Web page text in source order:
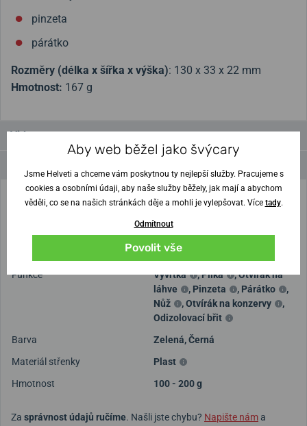
pinzeta
párátko
Rozměry (délka x šířka x výška): 130 x 33 x 22 mm
Hmotnost: 167 g
Videa
Záruka 2 roky
100 - 150 mm
Kapesní nůž
Funkce
Vývrtka ,Pilka ,Otvírák na
láhve
, Pinzeta , Párátko
,
Nůž
,Otvírák na konzervy
,
Odizolovací břit
Barva
Zelená,Černá
Materiál střenky
Plast
Hmotnost
100 - 200 g
Za správnost údajů ručíme. Našli jste chybu? Napište náma
Aby web běžel jako švýcary
Jsme Helveti a chceme vám poskytnou ty nejlepší služby. Pracujeme s
cookies a osobními údaji, aby naše služby běžely, jak mají a abychom
věděli, co se na našich stránkách děje a mohli je vylepšovat. Více tady.
Odmítnout
Povolit vše